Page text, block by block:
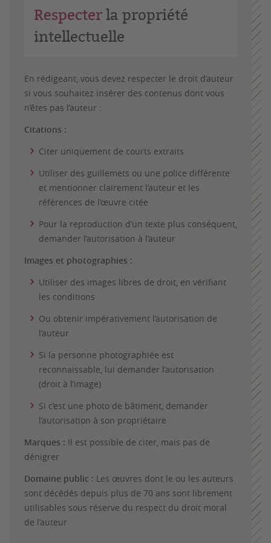
Respecterla propriété
intellectuelle
En rédigeant, vous devez respecter le droit d’auteur
si vous souhaitez insérer des contenus dont vous
n’êtes pas l’auteur :
Citations :
Citer uniquement de courts extraits
Utiliser des guillemets ou une police différente
et mentionner clairement l’auteur et les
références de l’œuvre citée
Pour la reproduction d’un texte plus conséquent,
demander l’autorisation à l’auteur
Images et photographies :
Utiliser des images libres de droit, en vérifiant
les conditions
Ou obtenir impérativement l’autorisation de
l’auteur
Si la personne photographiée est
reconnaissable, lui demander l’autorisation
(droit à l’image)
Si c’est une photo de bâtiment, demander
l’autorisation à son propriétaire
Marques : Il est possible de citer, mais pas de
dénigrer
Domaine public : Les œuvres dont le ou les auteurs
sont décédés depuis plus de 70 ans sont librement
utilisables sous réserve du respect du droit moral
de l’auteur